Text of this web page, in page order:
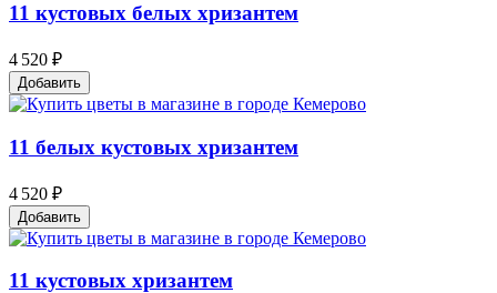
11 кустовых белых хризантем
4 520 ₽
Добавить
11 белых кустовых хризантем
4 520 ₽
Добавить
11 кустовых хризантем